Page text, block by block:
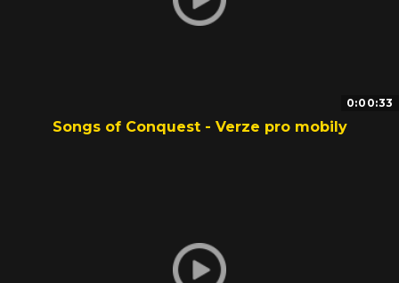
0:00:33
Songs of Conquest - Verze pro mobily